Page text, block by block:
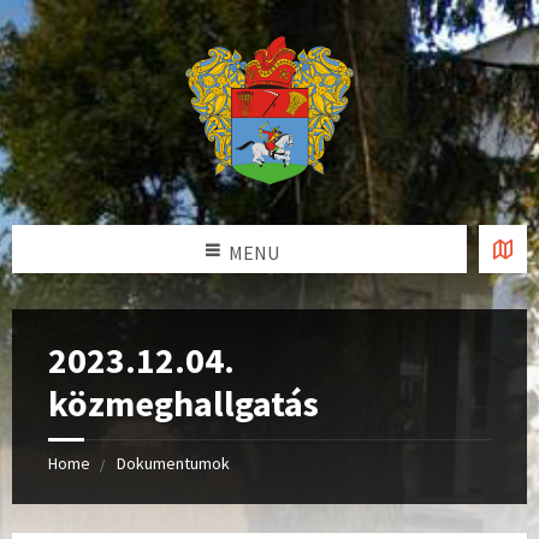
MENU
2023.12.04.
közmeghallgatás
Home Dokumentumok